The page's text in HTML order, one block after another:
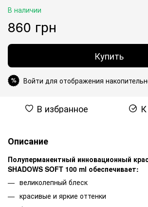
В наличии
860 грн
Купить
% Войти для отображения
В избранное
Описание
Полуперманентный инновационный
SHADOWS SOFT 100 ml обеспечивает:
великолепный блеск
красивые и яркие оттенки